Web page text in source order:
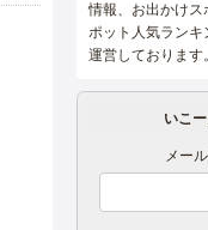
情報、お出かけス
ポット人気ランキ
運営しております。
いこ
メー